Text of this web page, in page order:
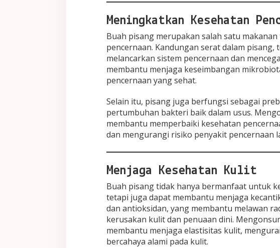
Meningkatkan Kesehatan
Buah pisang merupakan salah satu
pencernaan. Kandungan serat dalam
melancarkan sistem pencernaan dan
membantu menjaga keseimbangan
pencernaan yang sehat.
Selain itu, pisang juga berfungsi sebagai
pertumbuhan bakteri baik dalam usus.
membantu memperbaiki kesehatan
dan mengurangi risiko penyakit pencernaan
Menjaga Kesehatan Kulit
Buah pisang tidak hanya bermanfaat untuk
tetapi juga dapat membantu menjaga
dan antioksidan, yang membantu melawan
kerusakan kulit dan penuaan dini.
membantu menjaga elastisitas kulit,
bercahaya alami pada kulit.